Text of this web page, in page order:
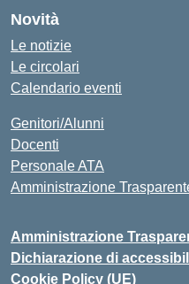
Novità
Le notizie
Le circolari
Calendario eventi
Genitori/Alunni
Docenti
Personale ATA
Amministrazione
Amministrazione
Dichiarazione di
Cookie Policy (UE)